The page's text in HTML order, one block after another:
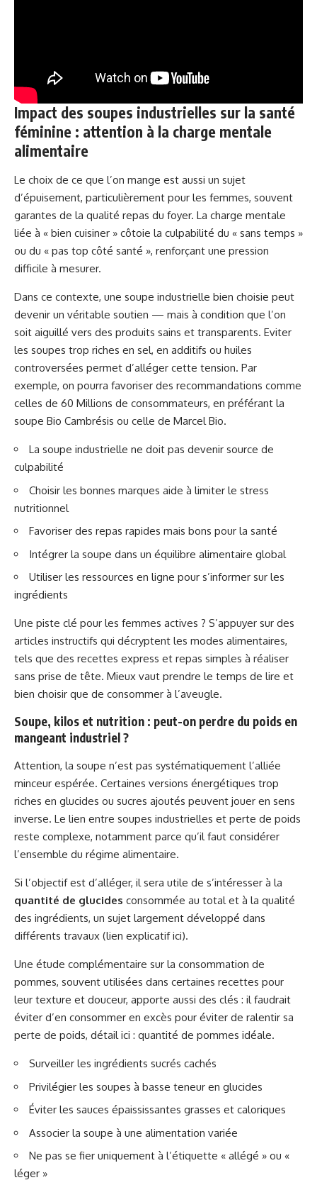
Impact des soupes industrielles sur la santé
féminine : attention à la charge mentale
alimentaire
Le choix de ce que l’on mange est aussi un sujet
d’épuisement, particulièrement pour les femmes, souvent
garantes de la qualité repas du foyer. La charge mentale
liée à « bien cuisiner » côtoie la culpabilité du « sans temps »
ou du « pas top côté santé », renforçant une pression
difficile à mesurer.
Dans ce contexte, une soupe industrielle bien choisie peut
devenir un véritable soutien — mais à condition que l’on
soit aiguillé vers des produits sains et transparents. Eviter
les soupes trop riches en sel, en additifs ou huiles
controversées permet d’alléger cette tension. Par
exemple, on pourra favoriser des recommandations comme
celles de 60 Millions de consommateurs, en préférant la
soupe Bio Cambrésis ou celle de Marcel Bio.
La soupe industrielle ne doit pas devenir source de
culpabilité
Choisir les bonnes marques aide à limiter le stress
nutritionnel
Favoriser des repas rapides mais bons pour la santé
Intégrer la soupe dans un équilibre alimentaire global
Utiliser les ressources en ligne pour s’informer sur les
ingrédients
Une piste clé pour les femmes actives ? S’appuyer sur des
articles instructifs qui décryptent les modes alimentaires,
tels que des recettes express et repas simples à réaliser
sans prise de tête. Mieux vaut prendre le temps de lire et
bien choisir que de consommer à l’aveugle.
Soupe, kilos et nutrition : peut-on perdre du poids en
mangeant industriel ?
Attention, la soupe n’est pas systématiquement l’alliée
minceur espérée. Certaines versions énergétiques trop
riches en glucides ou sucres ajoutés peuvent jouer en sens
inverse. Le lien entre soupes industrielles et perte de poids
reste complexe, notamment parce qu’il faut considérer
l’ensemble du régime alimentaire.
Si l’objectif est d’alléger, il sera utile de s’intéresser à la
quantité de glucides consommée au total et à la qualité
des ingrédients, un sujet largement développé dans
différents travaux (lien explicatif ici).
Une étude complémentaire sur la consommation de
pommes, souvent utilisées dans certaines recettes pour
leur texture et douceur, apporte aussi des clés : il faudrait
éviter d’en consommer en excès pour éviter de ralentir sa
perte de poids, détail ici : quantité de pommes idéale.
Surveiller les ingrédients sucrés cachés
Privilégier les soupes à basse teneur en glucides
Éviter les sauces épaississantes grasses et caloriques
Associer la soupe à une alimentation variée
Ne pas se fier uniquement à l’étiquette « allégé » ou «
léger »